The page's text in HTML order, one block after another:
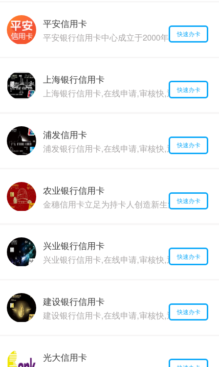
平安信用卡
平安银行信用卡中心成立于2000年，并于2015
快速办卡
上海银行信用卡
上海银行信用卡,在线申请,审核快,通过率高,价
快速办卡
浦发信用卡
浦发银行信用卡,在线申请,审核快,通过率高,价
快速办卡
农业银行信用卡
金穗信用卡立足为持卡人创造新生活新体验，
快速办卡
兴业银行信用卡
兴业银行信用卡,在线申请,审核快,通过率高,价
快速办卡
建设银行信用卡
建设银行信用卡,在线申请,审核快,通过率高,价
快速办卡
光大信用卡